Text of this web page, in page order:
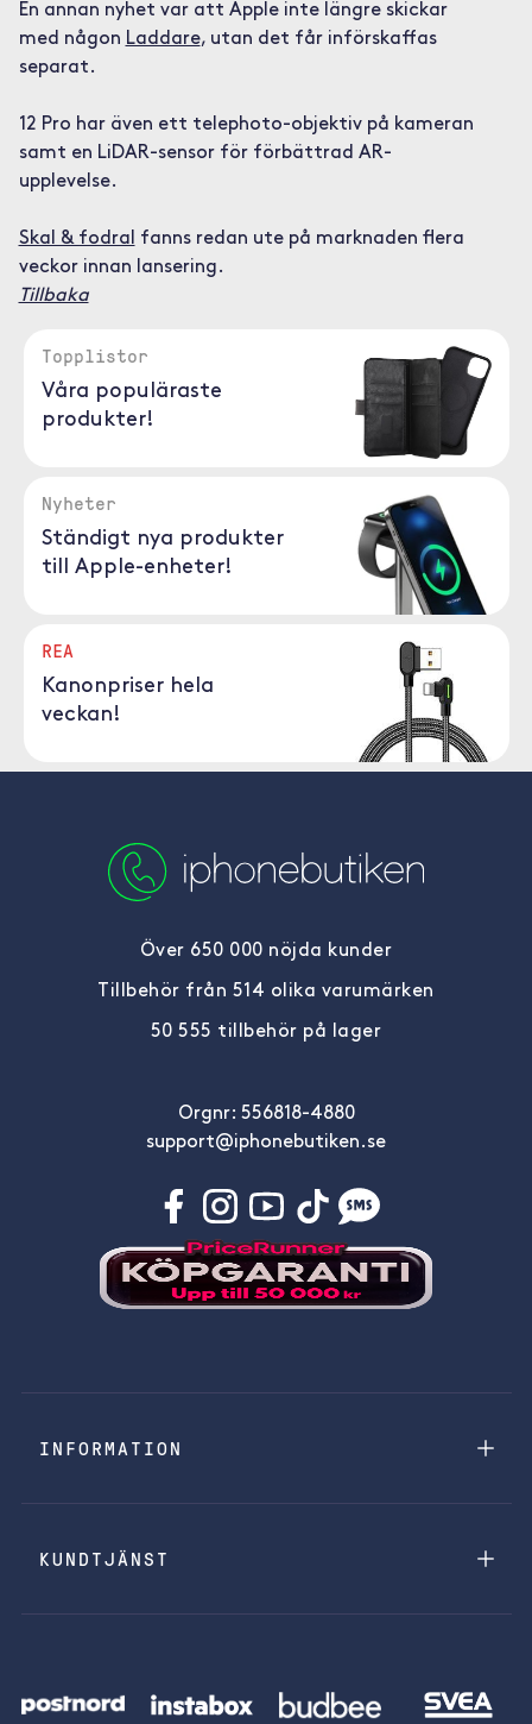
En annan nyhet var att Apple inte längre skickar
med någon Laddare, utan det får införskaffas
separat.
12 Pro har även ett telephoto-objektiv på kameran
samt en LiDAR-sensor för förbättrad AR-
upplevelse.
Skal & fodral
fanns redan ute på marknaden flera
veckor innan lansering.
Tillbaka
Topplistor
Våra populäraste
produkter!
Nyheter
Ständigt nya produkter
till Apple-enheter!
REA
Kanonpriser hela
veckan!
Över 650 000 nöjda kunder
Tillbehör från 514 olika varumärken
50 555 tillbehör på lager
Orgnr: 556818-4880
support@iphonebutiken.se
INFORMATION
KUNDTJÄNST